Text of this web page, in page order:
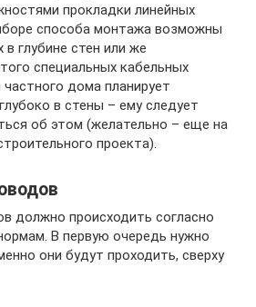
прокладки линейных
способа монтажа возможны
глубине стен или же
специальных кабельных
частного дома планирует
в стены – ему следует
об этом (желательно – еще на
проекта).
должно происходить согласно
В первую очередь нужно
они будут проходить, сверху